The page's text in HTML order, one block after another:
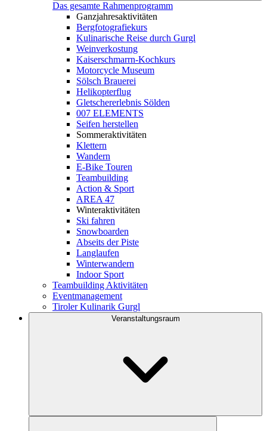
Das gesamte Rahmenprogramm
Ganzjahresaktivitäten
Bergfotografiekurs
Kulinarische Reise durch Gurgl
Weinverkostung
Kaiserschmarrn-Kochkurs
Motorcycle Museum
Sölsch Brauerei
Helikopterflug
Gletschererlebnis Sölden
007 ELEMENTS
Seifen herstellen
Sommeraktivitäten
Klettern
Wandern
E-Bike Touren
Teambuilding
Action & Sport
AREA 47
Winteraktivitäten
Ski fahren
Snowboarden
Abseits der Piste
Langlaufen
Winterwandern
Indoor Sport
Teambuilding Aktivitäten
Eventmanagement
Tiroler Kulinarik Gurgl
Veranstaltungsraum